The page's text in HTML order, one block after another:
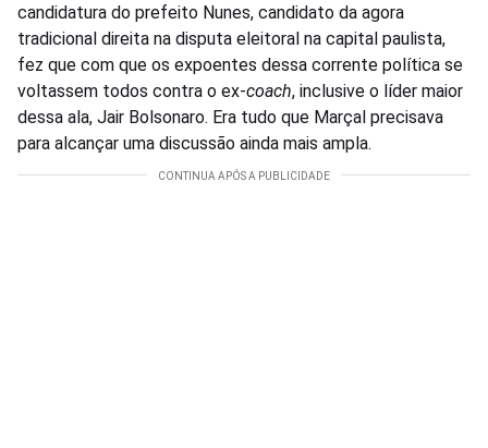
candidatura do prefeito Nunes, candidato da agora
tradicional direita na disputa eleitoral na capital paulista,
fez que com que os expoentes dessa corrente política se
voltassem todos contra o ex-coach, inclusive o líder maior
dessa ala, Jair Bolsonaro. Era tudo que Marçal precisava
para alcançar uma discussão ainda mais ampla.